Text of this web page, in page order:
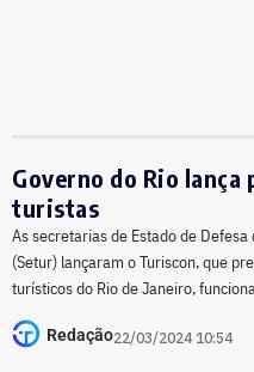
Governo do Rio lança
turistas
As secretarias de Estado de
(Setur) lançaram o Turiscon, que
turísticos do Rio de Janeiro,
Redação22/03/2024 10:54